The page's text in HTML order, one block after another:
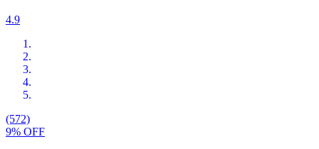
4.9
(572)
9% OFF